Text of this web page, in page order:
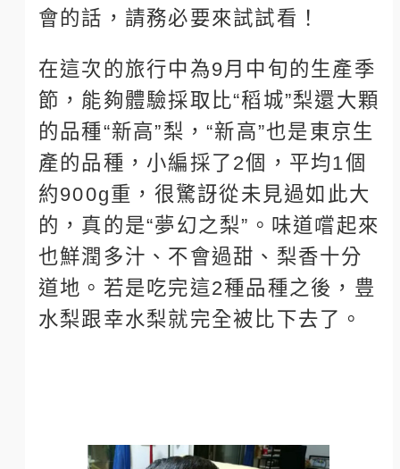
會的話，請務必要來試試看！
在這次的旅行中為9月中旬的生產季
節，能夠體驗採取比“稻城”梨還大顆
的品種“新高”梨，“新高”也是東京生
產的品種，小編採了2個，平均1個
約900g重，很驚訝從未見過如此大
的，真的是“夢幻之梨”。味道嚐起來
也鮮潤多汁、不會過甜、梨香十分
道地。若是吃完這2種品種之後，豊
水梨跟幸水梨就完全被比下去了。